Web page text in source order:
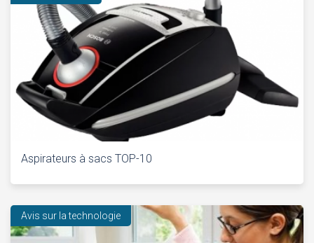
Aspirateurs à sacs TOP-10
Avis sur la technologie